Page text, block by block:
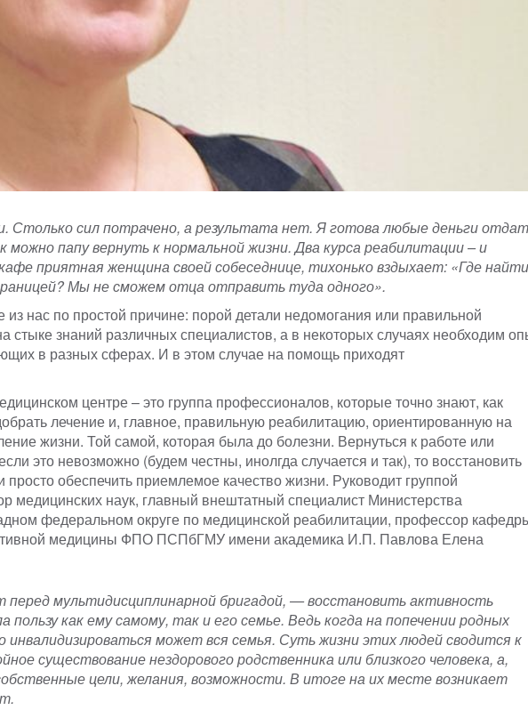
Столько сил потрачено, а результата нет. Я готова любые деньги
папу вернуть к нормальной жизни. Два курса реабилитации – и
приятная женщина своей собеседнице, тихонько вздыхает: «Где найти
Мы не сможем отца отправить туда одного».
из нас по простой причине: порой детали недомогания или правильной
стыке знаний различных специалистов, а в некоторых случаях необходим
в разных сферах. И в этом случае на помощь приходят
центре – это группа профессионалов, которые точно знают, как
лечение и, главное, правильную реабилитацию, ориентированную на
жизни. Той самой, которая была до болезни. Вернуться к работе или
это невозможно (будем честны, инолгда случается и так), то восстановить
обеспечить приемлемое качество жизни. Руководит группой
медицинских наук, главный внештатный специалист Министерства
федеральном округе по медицинской реабилитации, профессор
медицины ФПО ПСПбГМУ имени академика И.П. Павлова Елена
перед мультидисциплинарной бригадой, — восстановить активность
как ему самому, так и его семье. Ведь когда на попечении родных
может вся семья. Суть жизни этих людей сводится к
существование нездорового родственника или близкого человека, а,
цели, желания, возможности. В итоге на их месте возникает